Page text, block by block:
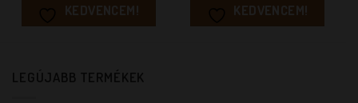
KEDVENCEM! KEDVENCEM!
LEGÚJABB TERMÉKEK